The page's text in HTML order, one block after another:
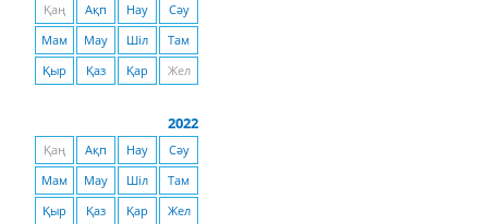
Қаң Ақп Нау
Сәу
Мам
Мау Шіл
Там
Қыр
Қаз Қар Жел
2022
Қаң Ақп Нау
Сәу
Мам
Мау Шіл
Там
Қыр
Қаз Қар Жел